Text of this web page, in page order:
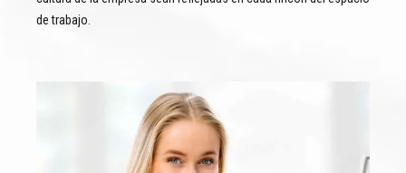
cultura de la empresa sean reflejadas en cada rincón del espacio
de trabajo.